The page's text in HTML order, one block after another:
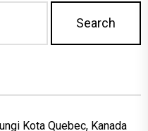
Kota Quebec, Kanada